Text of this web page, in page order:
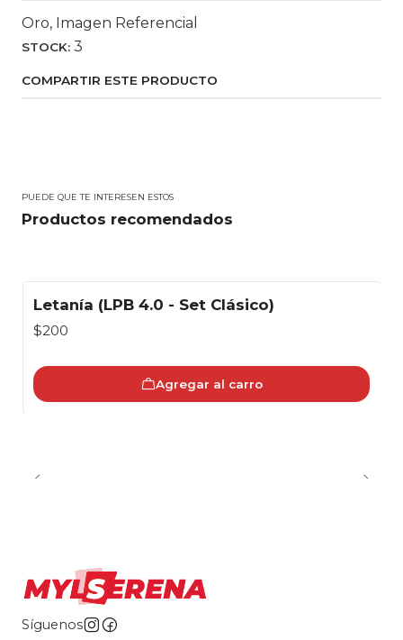
Oro, Imagen Referencial
STOCK: 3
COMPARTIR ESTE PRODUCTO
PUEDE QUE TE INTERESEN ESTOS
Productos recomendados
Letanía (LPB 4.0 - Set Clásico)
$200
Agregar al carro
Síguenos